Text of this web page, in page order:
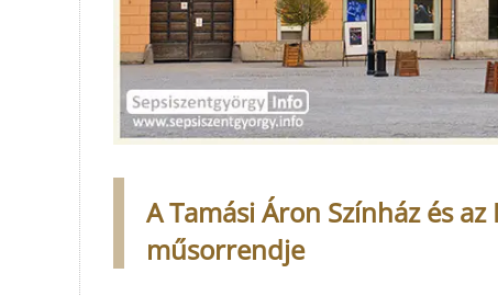
A Tamási Áron Színház és
műsorrendje